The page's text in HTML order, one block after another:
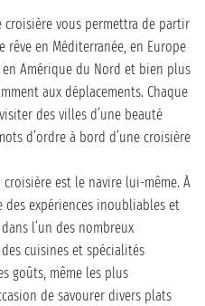
croisière vous permettra de partir
en Méditerranée, en Europe
en Amérique du Nord et bien plus
aux déplacements. Chaque
des villes d’une beauté
d’ordre à bord d’une croisière
croisière est le navire lui-même. À
des expériences inoubliables et
l’un des nombreux
cuisines et spécialités
goûts, même les plus
de savourer divers plats